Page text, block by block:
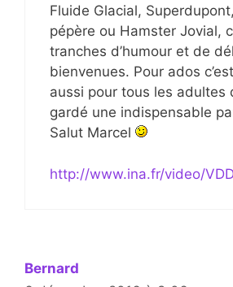
Fluide Glacial,
pépère ou Hamster Jovial,
tranches d’humour et de
bienvenues. Pour ados
aussi pour tous les adultes
gardé une indispensable
Salut Marcel
http://www.ina.fr/video/
Bernard